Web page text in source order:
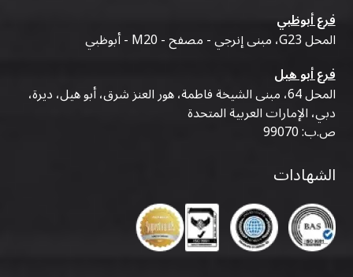
فرع أبوظبي
المحل G23، مبنى إنرجي - مصفح - M20 - أبوظبي
فرع أبو هيل
المحل 64، مبنى الشيخة فاطمة، هور العنز شرق، أبو هيل، ديرة،
دبي، الإمارات العربية المتحدة
ص.ب: 99070
الشهادات